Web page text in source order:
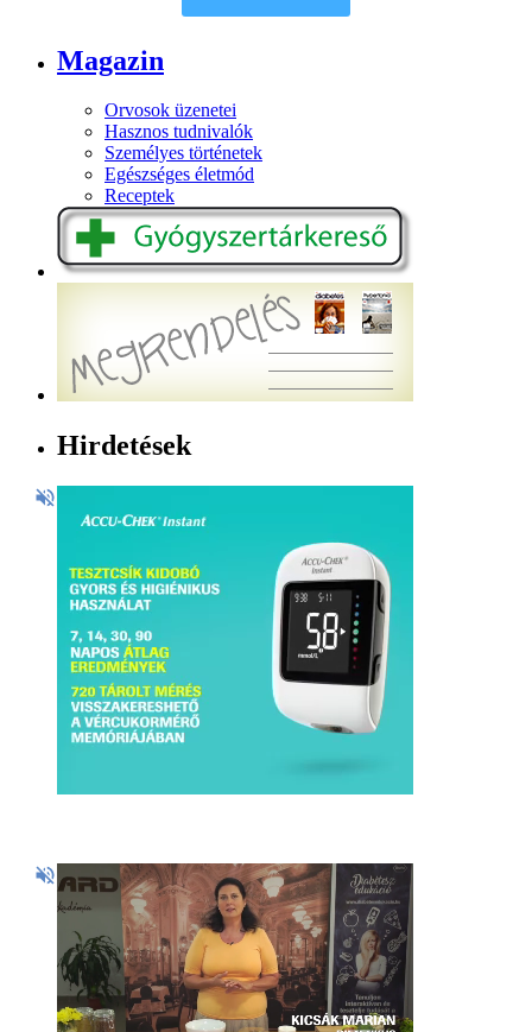
Magazin
Orvosok üzenetei
Hasznos tudnivalók
Személyes történetek
Egészséges életmód
Receptek
Hirdetések